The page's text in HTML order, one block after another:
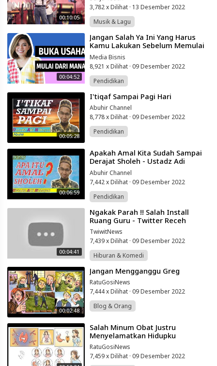
00:10:05
3,782 x Dilihat · 13 Desember 2022
Musik & Lagu
00:04:52
⁣Jangan Salah Ya Ini Yang Harus
Kamu Lakukan Sebelum Memulai
Bisnis | Motivasi Merry | Merry
Riana
Media Bisnis
8,921 x Dilihat · 09 Desember 2022
Pendidikan
00:05:28
⁣I'tiqaf Sampai Pagi Hari
Abuhir Channel
8,778 x Dilihat · 09 Desember 2022
Pendidikan
00:06:59
⁣Apakah Amal Kita Sudah Sampai
Derajat Sholeh - Ustadz Adi
Hidayat
Abuhir Channel
7,442 x Dilihat · 09 Desember 2022
Pendidikan
00:04:41
⁣Ngakak Parah !! Salah Install
Ruang Guru - Twitter Receh
TwiwitNews
7,439 x Dilihat · 09 Desember 2022
Hiburan & Komedi
00:02:48
⁣Jangan Mengganggu Greg
RatuGosiNews
7,444 x Dilihat · 09 Desember 2022
Blog & Orang
⁣Salah Minum Obat Justru
Menyelamatkan Hidupku
RatuGosiNews
7,459 x Dilihat · 09 Desember 2022